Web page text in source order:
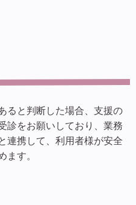
ると判断した場合、支援の
診をお願いしており、業務
連携して、利用者様が安全
ます。